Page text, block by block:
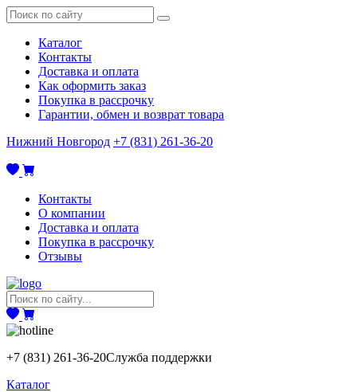
Каталог
Контакты
Доставка и оплата
Как оформить заказ
Покупка в рассрочку
Гарантии, обмен и возврат товара
Нижний Новгород +7 (831) 261-36-20
Контакты
О компании
Доставка и оплата
Покупка в рассрочку
Отзывы
+7 (831) 261-36-20Служба поддержки
Каталог